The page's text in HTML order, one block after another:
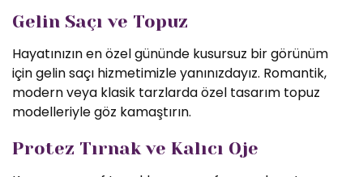
Gelin Saçı ve Topuz
Hayatınızın en özel gününde kusursuz bir görünüm
için gelin saçı hizmetimizle yanınızdayız. Romantik,
modern veya klasik tarzlarda özel tasarım topuz
modelleriyle göz kamaştırın.
Protez Tırnak ve Kalıcı Oje